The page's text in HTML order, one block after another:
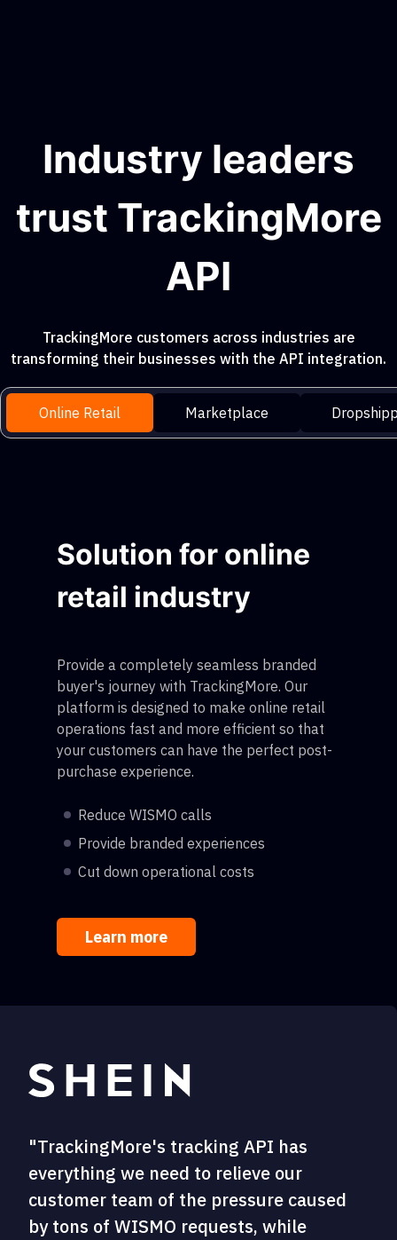
Industry leaders
trust TrackingMore
API
TrackingMore customers across industries are
transforming their businesses with the API integration.
Online Retail Marketplace
Solution for online
retail industry
Provide a completely seamless branded
buyer's journey with TrackingMore. Our
platform is designed to make online retail
operations fast and more efficient so that
your customers can have the perfect post-
purchase experience.
Reduce WISMO calls
Provide branded experiences
Cut down operational costs
Learn more
"TrackingMore's tracking API has
everything we need to relieve our
customer team of the pressure caused
by tons of WISMO requests, while